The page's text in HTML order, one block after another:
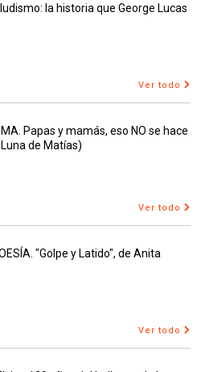
la historia que George Lucas
Ver todo
Papas y mamás, eso NO se hace
de Matías)
Ver todo
"Golpe y Latido", de Anita
Ver todo